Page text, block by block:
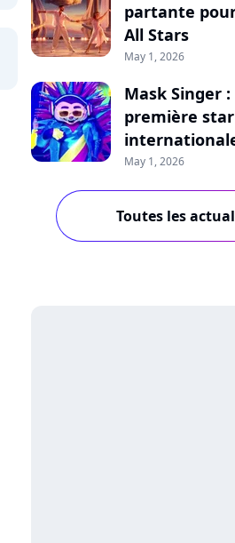
partante
All Stars
May 1, 2026
Mask Singer
première star
May 1, 2026
Toutes les